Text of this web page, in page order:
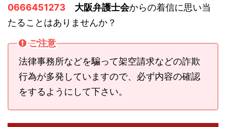
0666451273 大阪弁護士会からの着信に思い当
たることはありませんか？
ご注意
法律事務所などを騙って架空請求などの詐欺
行為が多発していますので、必ず内容の確認
をするようにして下さい。